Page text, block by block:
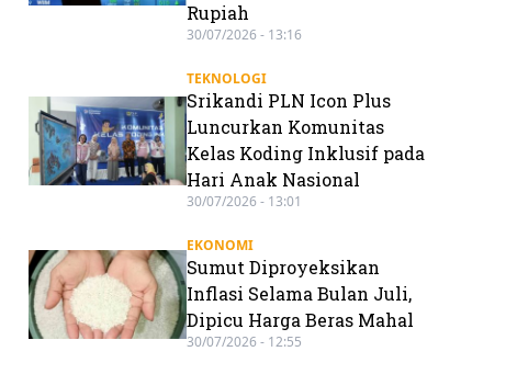
Rupiah
30/07/2026 - 13:16
TEKNOLOGI
Srikandi PLN Icon Plus
Luncurkan Komunitas
Kelas Koding Inklusif pada
Hari Anak Nasional
30/07/2026 - 13:01
EKONOMI
Sumut Diproyeksikan
Inflasi Selama Bulan Juli,
Dipicu Harga Beras Mahal
30/07/2026 - 12:55